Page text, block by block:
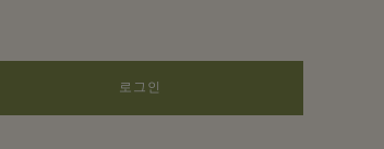
로그인